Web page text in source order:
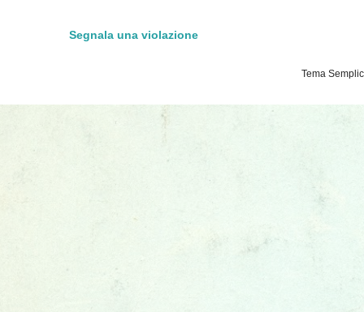
Segnala una violazione
Tema